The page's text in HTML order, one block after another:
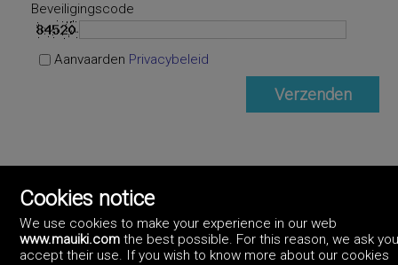
Beveiligingscode
Aanvaarden Privacybeleid
Cookies notice
We use cookies to make your experience in our web
www.mauiki.com the best possible. For this reason, we ask
accept their use. If you wish to know more about our cookies